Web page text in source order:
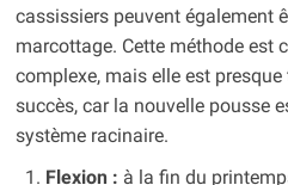
cassissiers peuvent également
marcottage. Cette méthode est
complexe, mais elle est
succès, car la nouvelle pousse
système racinaire.
Flexion : à la fin du